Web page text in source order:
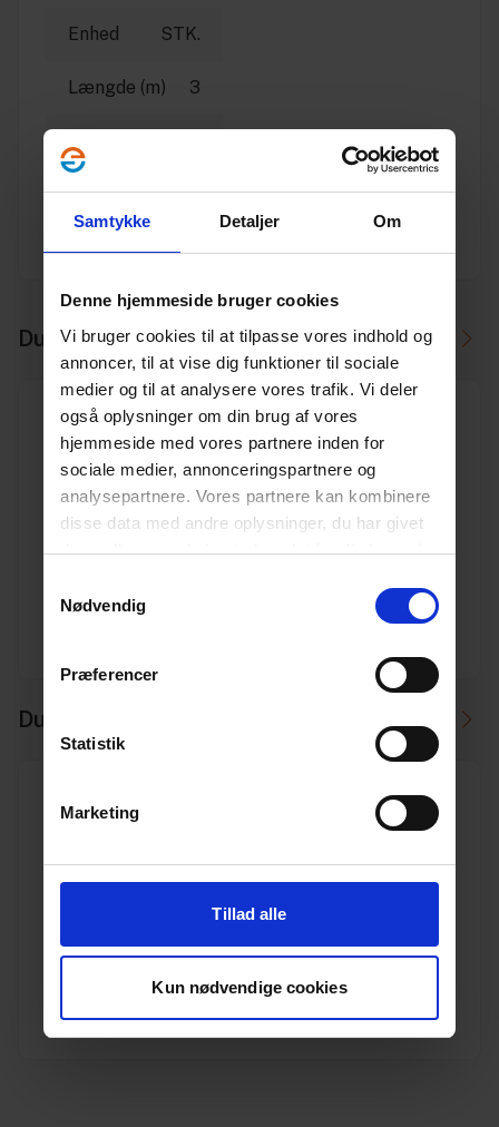
Samtykke Detaljer Om
Denne hjemmeside bruger cookies
Vi bruger cookies til at tilpasse vores indhold og
annoncer, til at vise dig funktioner til sociale
medier og til at analysere vores trafik. Vi deler
også oplysninger om din brug af vores
hjemmeside med vores partnere inden for
sociale medier, annonceringspartnere og
analysepartnere. Vores partnere kan kombinere
disse data med andre oplysninger, du har givet
dem, eller som de har indsamlet fra din brug af
Nødvendig
Præferencer
Statistik
Marketing
Tillad alle
Kun nødvendige cookies
Enhed STK.
Længde (m) 3
Dimension 160
ProducentPipelife
Du skal måske også bruge
160 mm x 45° Pipelife PP kloak bøjning
Pakkeinfo. STK.
Se produkt
Du kan måske i stedet bruge
160 mm Wavin PP kloakrør SN8 3,0 m, EN13476